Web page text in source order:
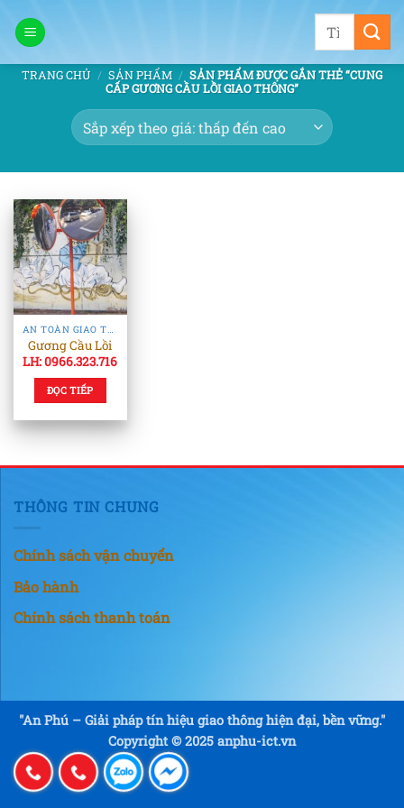
qua
dung
Tìm
TRANG CHỦ / SẢN PHẨM / SẢN PHẨM ĐƯỢC GẮN THẺ “CUNG
CẤP GƯƠNG CẦU LỒI GIAO THÔNG”
AN TOÀN GIAO THÔNG
Gương Cầu Lồi
LH: 0966.323.716
ĐỌC TIẾP
THÔNG TIN CHUNG
Chính sách vận chuyển
Bảo hành
Chính sách thanh toán
"An Phú – Giải pháp tín hiệu giao thông hiện đại, bền vững."
Copyright © 2025 anphu-ict.vn